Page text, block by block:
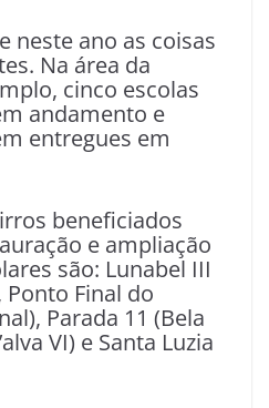
neste ano as coisas
Na área da
cinco escolas
andamento e
entregues em
beneficiados
e ampliação
são: Lunabel III
Final do
Parada 11 (Bela
VI) e Santa Luzia